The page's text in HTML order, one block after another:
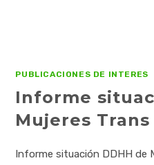
PUBLICACIONES DE INTERES
Informe
Mujeres
Informe situación DDHH de